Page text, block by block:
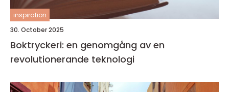
inspiration
30. October 2025
Boktryckeri: en genomgång av en
revolutionerande teknologi